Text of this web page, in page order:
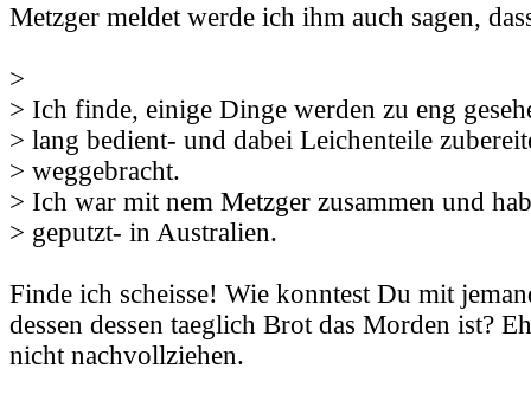
Metzger meldet werde ich ihm auch sagen,
>
> Ich finde, einige Dinge werden zu eng
> lang bedient- und dabei Leichenteile
> weggebracht.
> Ich war mit nem Metzger zusammen und
> geputzt- in Australien.
Finde ich scheisse! Wie konntest Du mit
dessen dessen taeglich Brot das Morden ist?
nicht nachvollziehen.